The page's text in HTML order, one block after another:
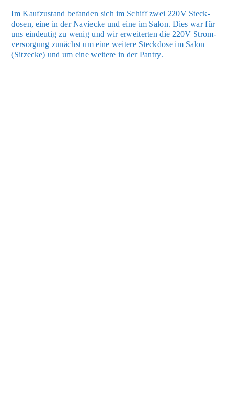
Im Kauf­zu­stand befan­den sich im Schiff zwei 220V Steck­
do­sen, eine in der Naviecke und eine im Salon. Dies war für
uns ein­deu­tig zu wenig und wir erwei­ter­ten die 220V Strom­
ver­sor­gung zunächst um eine wei­te­re Steck­do­se im Salon
(Sitz­ecke) und um eine wei­te­re in der Pan­try.